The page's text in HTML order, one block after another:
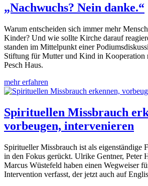
„Nachwuchs? Nein danke.“
Warum entscheiden sich immer mehr
Kinder? Und wie sollte Kirche darauf
standen im Mittelpunkt einer
Stiftung für Mutter und Kind in Kooperation
Pesch Haus.
mehr erfahren
Spirituellen Missbrauch
vorbeugen, intervenieren
Spiritueller Missbrauch ist als eigenständige
in den Fokus gerückt. Ulrike Gentner, Peter
Marcus Wüstefeld haben einen Wegweiser
Intervention verfasst, der jetzt auch auf